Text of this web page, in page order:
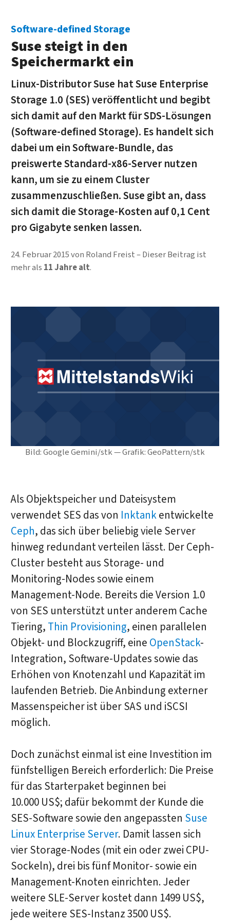
Bild: Google Gemini/stk — Grafik: GeoPattern/stk
Software-defined Storage
Suse steigt in den
Speichermarkt ein
Linux-Distributor Suse hat Suse Enterprise
Storage 1.0 (SES) veröffentlicht und begibt
sich damit auf den Markt für SDS-Lösungen
(Software-defined Storage). Es handelt sich
dabei um ein Software-Bundle, das
preiswerte Standard-x86-Server nutzen
kann, um sie zu einem Cluster
zusammenzuschließen. Suse gibt an, dass
sich damit die Storage-Kosten auf 0,1 Cent
pro Gigabyte senken lassen.
24. Februar 2015von Roland Freist
Dieser Beitrag ist
mehr als 11 Jahre alt.
Als Objektspeicher und Dateisystem
verwendet SES das von Inktankentwickelte
Ceph, das sich über beliebig viele Server
hinweg redundant verteilen lässt. Der Ceph-
Cluster besteht aus Storage- und
Monitoring-Nodes sowie einem
Management-Node. Bereits die Version 1.0
von SES unterstützt unter anderem Cache
Tiering, Thin Provisioning, einen parallelen
Objekt- und Blockzugriff, eine OpenStack-
Integration, Software-Updates sowie das
Erhöhen von Knotenzahl und Kapazität im
laufenden Betrieb. Die Anbindung externer
Massenspeicher ist über SAS und iSCSI
möglich.
Doch zunächst einmal ist eine Investition im
fünfstelligen Bereich erforderlich: Die Preise
für das Starterpaket beginnen bei
10.000 US$; dafür bekommt der Kunde die
SES-Software sowie den angepassten Suse
Linux Enterprise Server. Damit lassen sich
vier Storage-Nodes (mit ein oder zwei CPU-
Sockeln), drei bis fünf Monitor- sowie ein
Management-Knoten einrichten. Jeder
weitere SLE-Server kostet dann 1499 US$,
jede weitere SES-Instanz 3500 US$.